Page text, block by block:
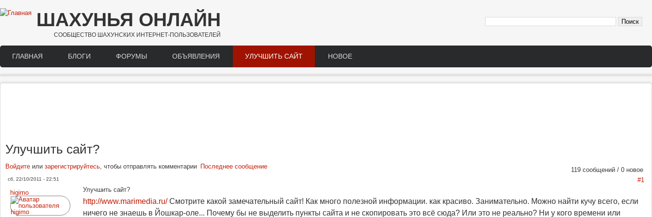
Перейти к основному содержанию
ШАХУНЬЯ ОНЛАЙН
СООБЩЕСТВО ШАХУНСКИХ ИНТЕРНЕТ-ПОЛЬЗОВАТЕЛЕЙ
Main menu
ГЛАВНАЯ БЛОГИ ФОРУМЫ ОБЪЯВЛЕНИЯ УЛУЧШИТЬ САЙТ НОВОЕ
Улучшить сайт?
119 сообщений / 0 новое
Войдите или зарегистрируйтесь, чтобы отправлять комментарии Последнее сообщение
сб, 22/10/2011 - 22:51
#1
higimo
Улучшить сайт?
http://www.marimedia.ru/Смотрите какой замечательный сайт! Как много полезной информации. как красиво. Занимательно. Можно найти кучу всего, если
ничего не знаешь в Йошкар-оле... Почему бы не выделить пункты сайта и не скопировать это всё сюда? Или это не реально? Ни у кого времени или